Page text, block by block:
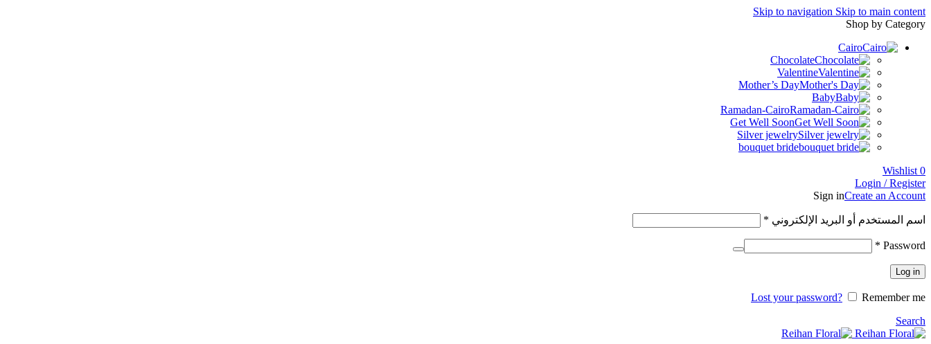
Skip to navigation Skip to main content
Shop by Category
Cairo
Chocolate
Valentine
Mother’s Day
Baby
Ramadan-Cairo
Get Well Soon
Silver jewelry
bouquet bride
0
Wishlist
Login / Register
Sign inCreate an Account
اسم المستخدم أو البريد الإلكتروني *
Password
*
Log in
Lost your password?
Remember me
Search